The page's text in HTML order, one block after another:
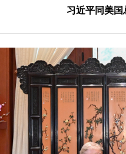
习近平同美